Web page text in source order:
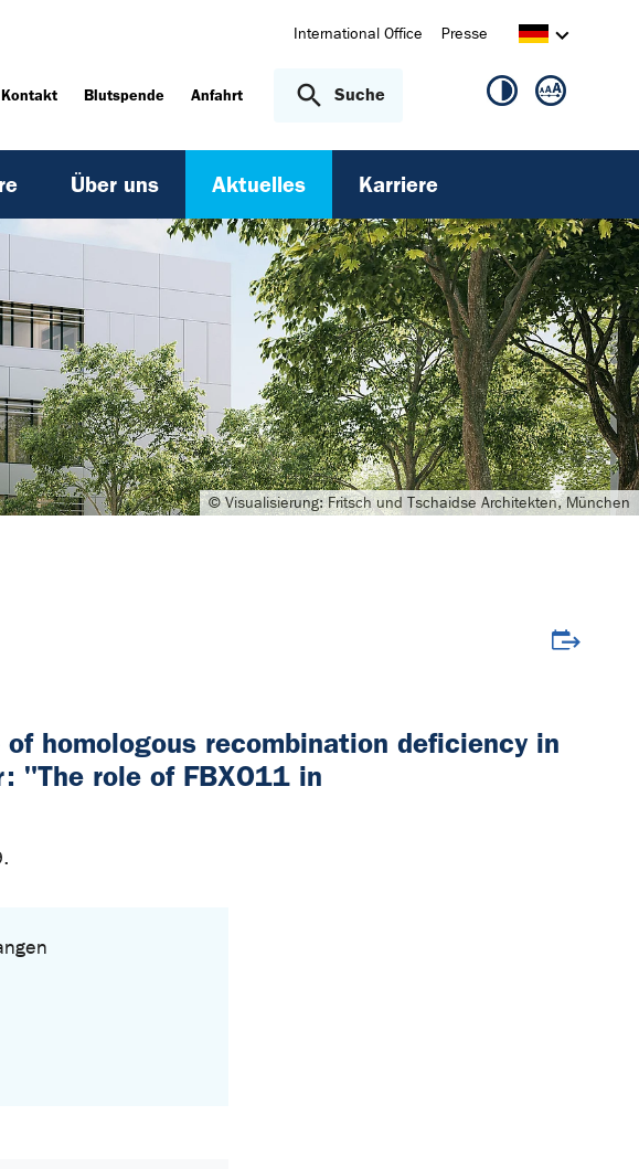
International Office Presse
Kontakt Blutspende Anfahrt Suche
Über uns Aktuelles Karriere
© Visualisierung: Fritsch und Tschaidse Architekten, München
homologous recombination deficiency in
"The role of FBXO11 in